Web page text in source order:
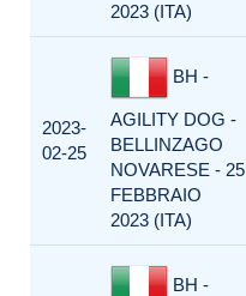
2023 (ITA)
2023-
02-25
BH -
AGILITY DOG -
BELLINZAGO
NOVARESE - 25
FEBBRAIO
2023 (ITA)
BH -